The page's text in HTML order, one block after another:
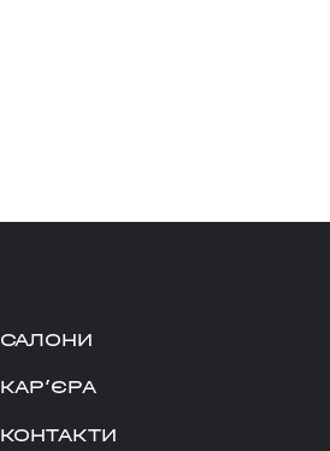
САЛОНИ
КАРʼЄРА
КОНТАКТИ